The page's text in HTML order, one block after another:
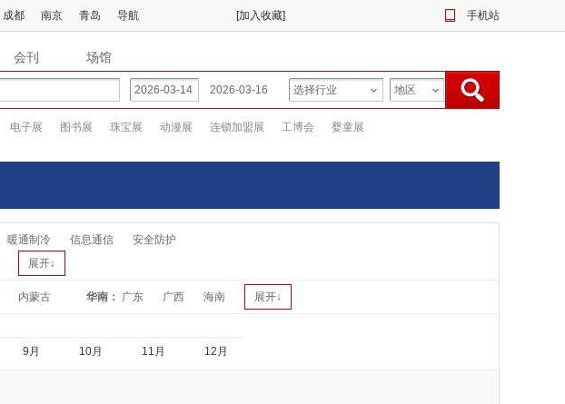
成都 南京 青岛 导航 [加入收藏] 手机站
会刊 场馆
电子展 图书展 珠宝展 动漫展 连锁加盟展 工博会 婴童展
暖通制冷 信息通信
安全防护
展开↓
内蒙古 华南： 广东 广西 海南 展开↓
9月 10月 11月 12月